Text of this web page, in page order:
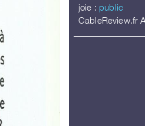
joie : public
CableReview.fr